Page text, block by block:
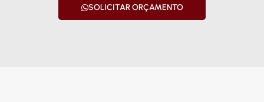
SOLICITAR ORÇAMENTO